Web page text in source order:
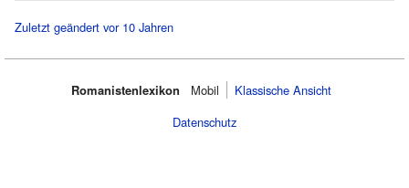
Zuletzt geändert vor 10 Jahren
Romanistenlexikon Mobil‌
Klassische Ansicht
Datenschutz